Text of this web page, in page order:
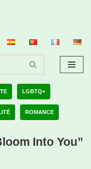
LGBTQ+
ROMANCE
Into You”